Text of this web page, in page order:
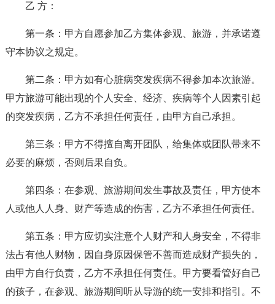
乙 方：
第一条：甲方自愿参加乙方集体参观、旅游，并承诺遵
守本协议之规定。
第二条：甲方如有心脏病突发疾病不得参加本次旅游。
甲方旅游可能出现的个人安全、经济、疾病等个人因素引起
的突发疾病，乙方不承担任何责任，由甲方自己承担。
第三条：甲方不得擅自离开团队，给集体或团队带来不
必要的麻烦，否则后果自负。
第四条：在参观、旅游期间发生事故及责任，甲方使本
人或他人人身、财产等造成的伤害，乙方不承担任何责任。
第五条：甲方应切实注意个人财产和人身安全，不得非
法占有他人财物，因自身原因保管不善而造成财产损失的，
由甲方自行负责，乙方不承担任何责任。甲方要看管好自己
的孩子，在参观、旅游期间听从导游的统一安排和指引。不